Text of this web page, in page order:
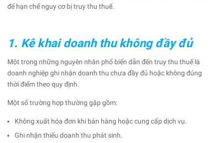
để hạn chế nguy cơ bị truy thu thuế.
1. Kê khai doanh thu không đầy đủ
Một trong những nguyên nhân phổ biến dẫn đến truy thu thuế là
doanh nghiệp ghi nhận doanh thu chưa đầy đủ hoặc không đúng
thời điểm theo quy định.
Một số trường hợp thường gặp gồm:
Không xuất hóa đơn khi bán hàng hoặc cung cấp dịch vụ.
Ghi nhận thiếu doanh thu phát sinh.